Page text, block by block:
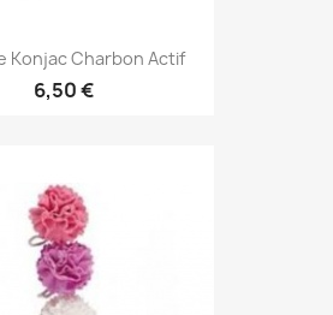
Konjac Charbon Actif
6,50 €